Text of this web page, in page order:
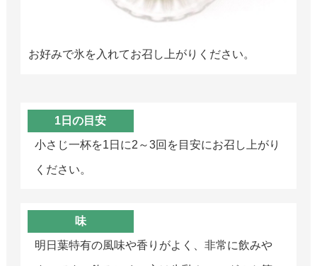
お好みで氷を入れてお召し上がりください。
1日の目安
小さじ一杯を1日に2～3回を目安にお召し上がり
ください。
味
明日葉特有の風味や香りがよく、非常に飲みや